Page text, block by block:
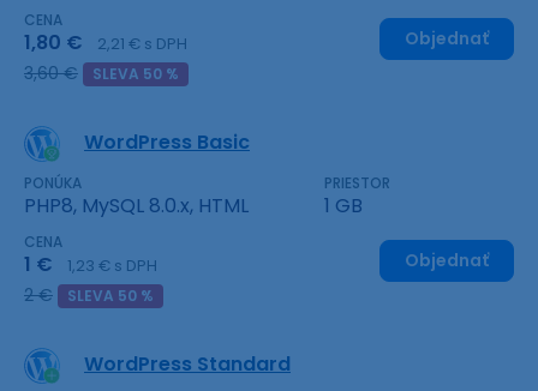
CENA
1,80 € 2,21 € s DPH
3,60 € SLEVA 50 %
Objednať
WordPress Basic
PONÚKA
PHP8, MySQL 8.0.x, HTML
PRIESTOR
1 GB
CENA
1 € 1,23 € s DPH
2 € SLEVA 50 %
Objednať
WordPress Standard